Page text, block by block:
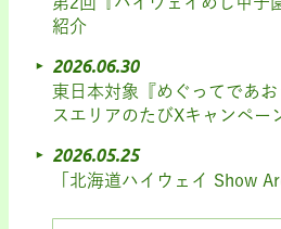
紹介
2026.06.30
東日本対象『めぐってであ
スエリアのたびXキャンペー
2026.05.25
「北海道ハイウェイ Show